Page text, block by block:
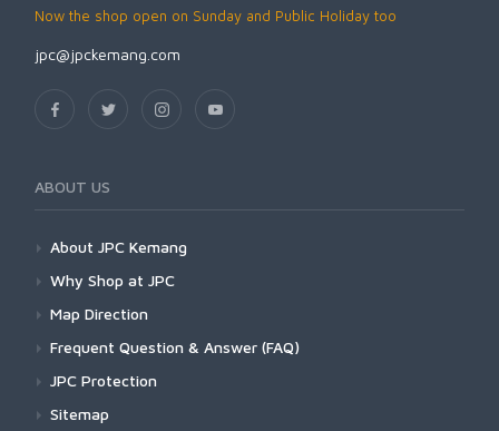
Now the shop open on Sunday and Public Holiday too
jpc@jpckemang.com
ABOUT US
About JPC Kemang
Why Shop at JPC
Map Direction
Frequent Question & Answer (FAQ)
JPC Protection
Sitemap